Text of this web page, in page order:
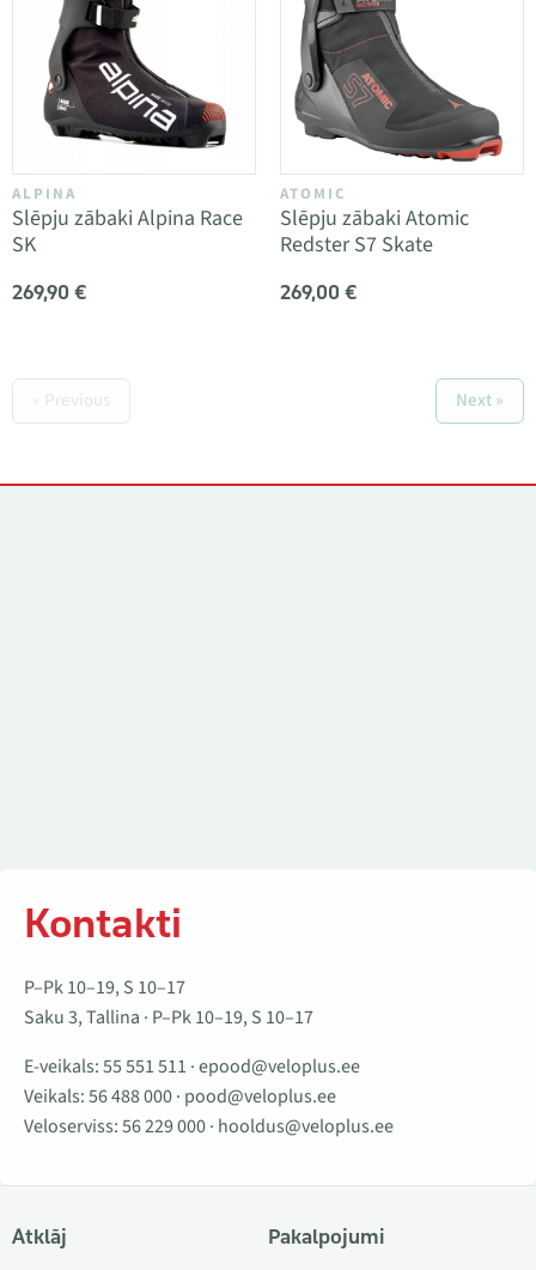
ALPINA
Slēpju zābaki Alpina Race
SK
269,90 €
ATOMIC
Slēpju zābaki Atomic
Redster S7 Skate
269,00 €
« Previous Next »
Kontakti
P–Pk 10–19, S 10–17
Saku 3, Tallina · P–Pk 10–19, S 10–17
E-veikals:55 551 511 ·epood@veloplus.ee
Veikals:56 488 000· pood@veloplus.ee
Veloserviss:56 229 000· hooldus@veloplus.ee
Atklāj Pakalpojumi